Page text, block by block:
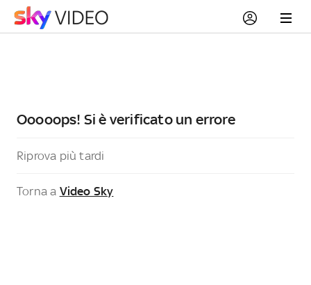
Ooooops! Si è verificato un errore
Riprova più tardi
Torna a Video Sky